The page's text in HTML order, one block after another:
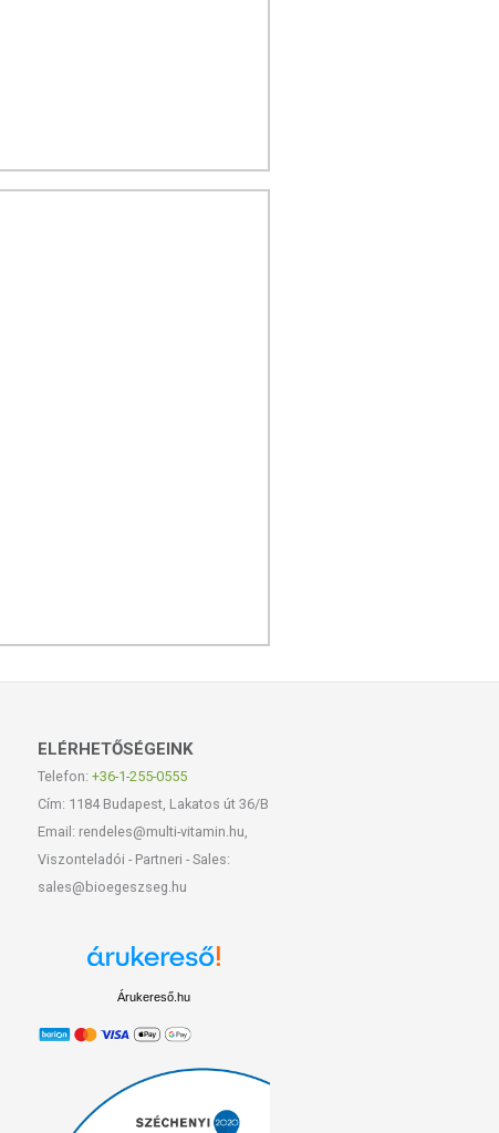
ELÉRHETŐSÉGEINK
Telefon: +36-1-255-0555
Cím: 1184 Budapest, Lakatos út 36/B
Email: rendeles@multi-vitamin.hu,
Viszonteladói - Partneri - Sales:
sales@bioegeszseg.hu
Árukereső.hu